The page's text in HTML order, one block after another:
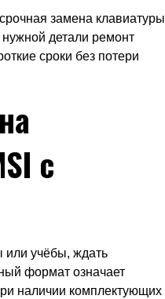
замена клавиатуры
детали ремонт
сроки без потери
с
или учёбы, ждать
формат означает
наличии комплектующих